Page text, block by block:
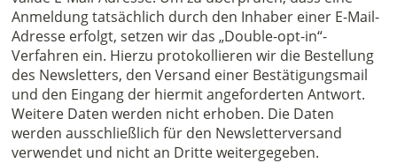
Anmeldung tatsächlich durch den Inhaber einer E-Mail-
Adresse erfolgt, setzen wir das „Double-opt-in“-
Verfahren ein. Hierzu protokollieren wir die Bestellung
des Newsletters, den Versand einer Bestätigungsmail
und den Eingang der hiermit angeforderten Antwort.
Weitere Daten werden nicht erhoben. Die Daten
werden ausschließlich für den Newsletterversand
verwendet und nicht an Dritte weitergegeben.